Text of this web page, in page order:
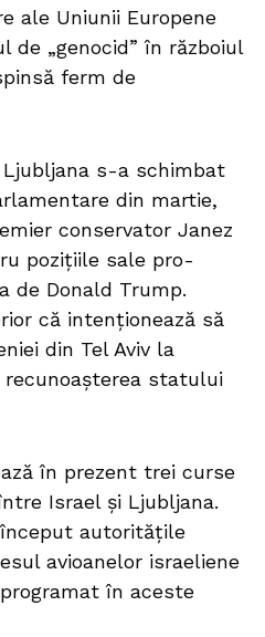
ale Uniunii Europene
de „genocid” în războiul
ferm de
s-a schimbat
din martie,
conservator Janez
pozițiile sale pro-
de Donald Trump.
că intenționează să
din Tel Aviv la
recunoașterea statului
în prezent trei curse
Israel și Ljubljana.
autoritățile
avioanelor israeliene
în aceste